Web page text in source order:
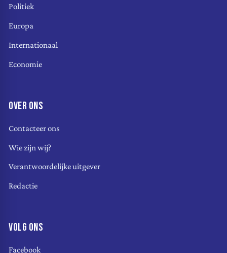
Politiek
Europa
Internationaal
Economie
OVER ONS
Contacteer ons
Wie zijn wij?
Verantwoordelijke uitgever
Redactie
VOLG ONS
Facebook